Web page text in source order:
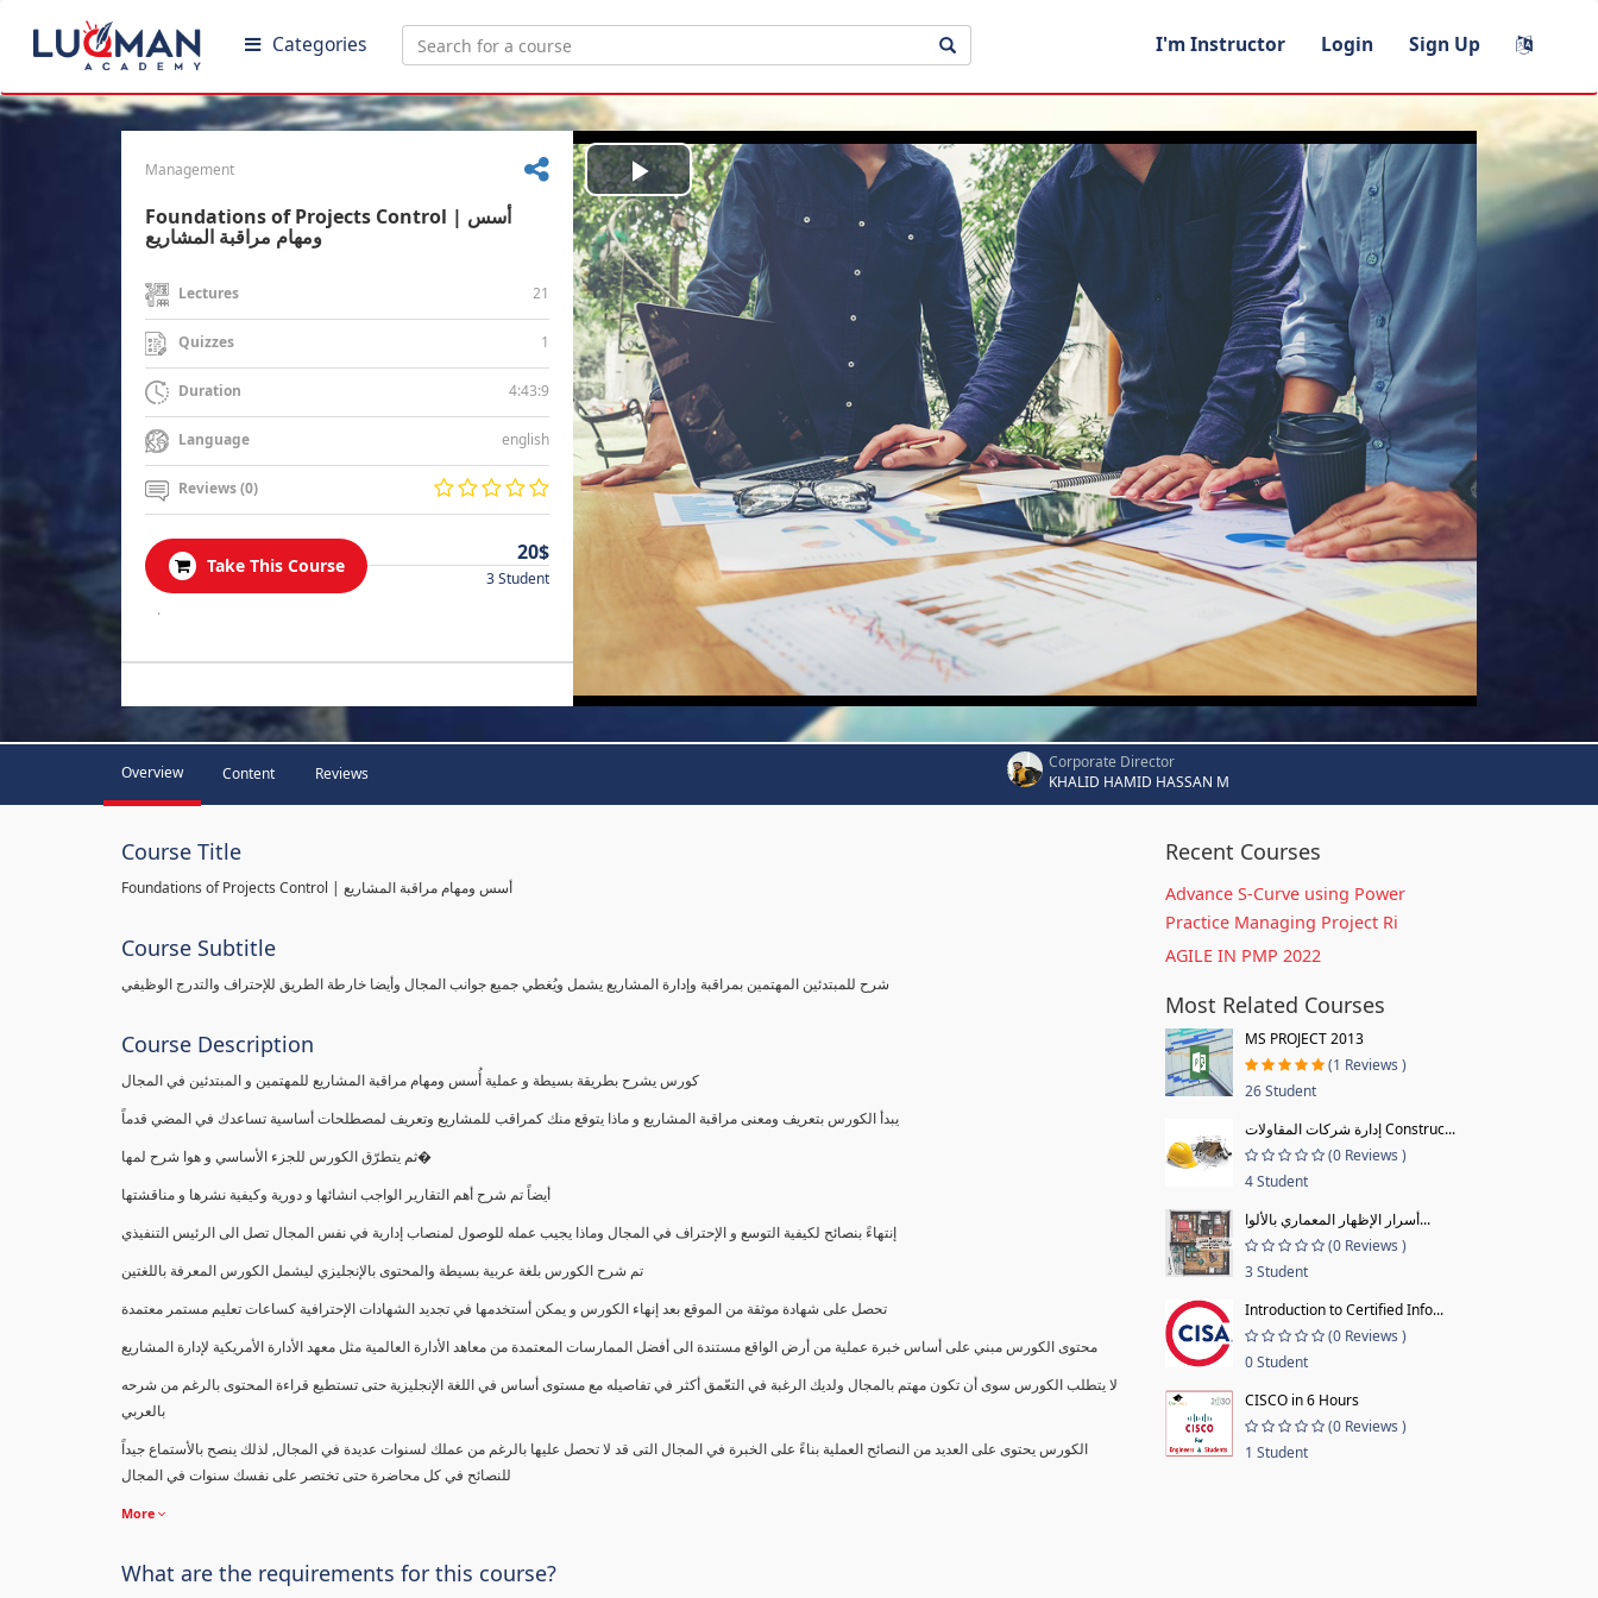
Categories I'm Instructor Login Sign Up
Management
Foundations of Projects Control | أسس
ومهام مراقبة المشاريع
Lectures 21
Quizzes 1
Duration 4:43:9
Language english
Reviews (0)
Take This Course
20$
3 Student
.
Play
Video
Overview Content Reviews
Corporate Director
KHALID HAMID HASSAN M
Course Title
Foundations of Projects Control | أسس ومهام مراقبة المشاريع
Course Subtitle
شرح للمبتدئين المهتمين بمراقبة وإدارة المشاريع يشمل ويُغطي جميع جوانب المجال وأيضا خارطة الطريق للإحتراف والتدرج الوظيفي
Course Description
كورس يشرح بطريقة بسيطة و عملية أُسس ومهام مراقبة المشاريع للمهتمين و المبتدئين في المجال
يبدأ الكورس بتعريف ومعنى مراقبة المشاريع و ماذا يتوقع منك كمراقب للمشاريع وتعريف لمصطلحات أساسية تساعدك في المضي قدماً
ثم يتطرّق الكورس للجزء الأساسي و هوا شرح لمها�
أيضاً تم شرح أهم التقارير الواجب انشائها و دورية وكيفية نشرها و مناقشتها
إنتهاءً بنصائح لكيفية التوسع و الإحتراف في المجال وماذا يجيب عمله للوصول لمنصاب إدارية في نفس المجال تصل الى الرئيس التنفيذي
تم شرح الكورس بلغة عربية بسيطة والمحتوى بالإنجليزي ليشمل الكورس المعرفة باللغتين
تحصل على شهادة موثقة من الموقع بعد إنهاء الكورس و يمكن أستخدمها في تجديد الشهادات الإحترافية كساعات تعليم مستمر معتمدة
محتوى الكورس مبني على أساس خبرة عملية من أرض الواقع مستندة الى أفضل الممارسات المعتمدة من معاهد الأدارة العالمية مثل معهد الأدارة الأمريكية لإدارة المشاريع
لا يتطلب الكورس سوى أن تكون مهتم بالمجال ولديك الرغبة في التعّمق أكثر في تفاصيله مع مستوى أساس في اللغة الإنجليزية حتى تستطيع قراءة المحتوى بالرغم من شرحه
بالعربي
الكورس يحتوى على العديد من النصائح العملية بناءً على الخبرة في المجال التى قد لا تحصل عليها بالرغم من عملك لسنوات عديدة في المجال, لذلك ينصح بالأستماع جيداً
للنصائح في كل محاضرة حتى تختصر على نفسك سنوات في المجال
More
What are the requirements for this course?
Recent Courses
Advance S-Curve using Power
Practice Managing Project Ri
AGILE IN PMP 2022
Most Related Courses
MS PROJECT 2013
(1 Reviews )
26 Student
إدارة شركات المقاولات Construc...
(0 Reviews )
4 Student
أسرار الإظهار المعماري بالألوا...
(0 Reviews )
3 Student
Introduction to Certified Info...
(0 Reviews )
0 Student
CISCO in 6 Hours
(0 Reviews )
1 Student